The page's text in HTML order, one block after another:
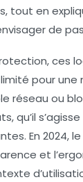
tout en
de
ces
pour
réseau ou
qu’il
En 2024,
et